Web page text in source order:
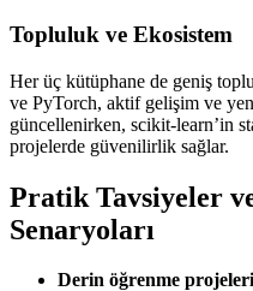
Topluluk ve Ekosistem
Her üç kütüphane de geniş
ve PyTorch, aktif gelişim ve
güncellenirken, scikit-learn’in
projelerde güvenilirlik sağlar.
Pratik Tavsiyeler
Senaryoları
Derin öğrenme